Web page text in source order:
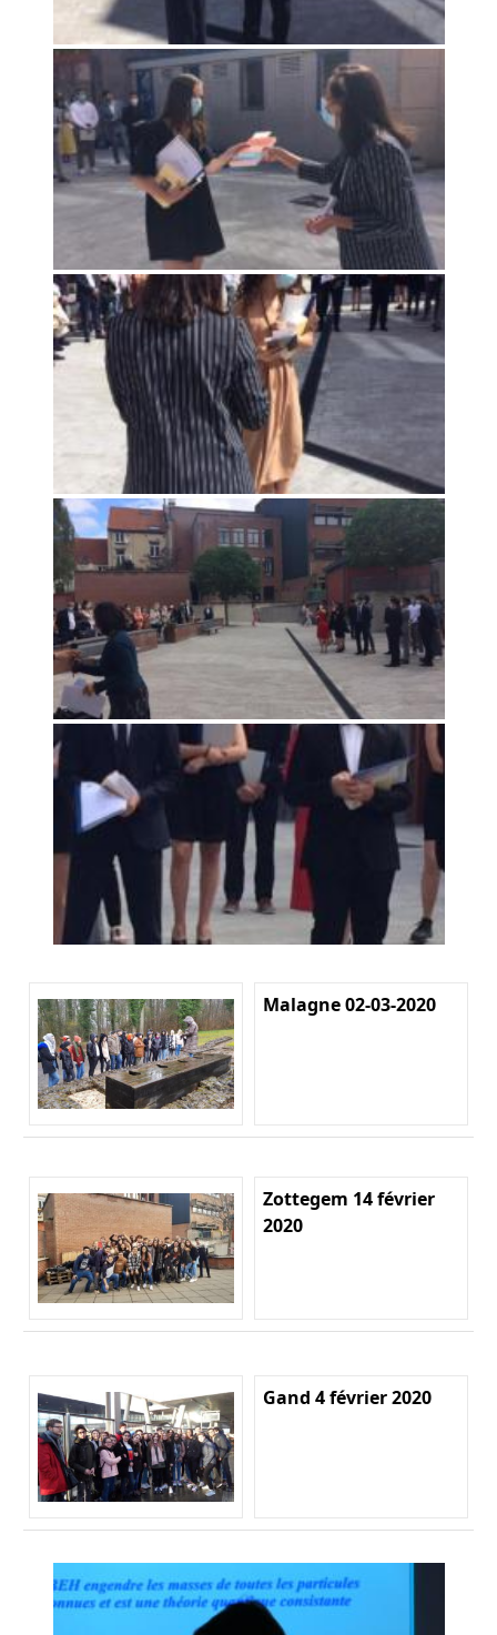
Malagne 02-03-2020
Zottegem 14 février
2020
Gand 4 février 2020